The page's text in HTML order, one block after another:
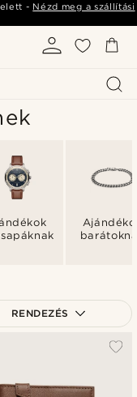
- Nézd meg a szállítási
RENDEZÉS
ár